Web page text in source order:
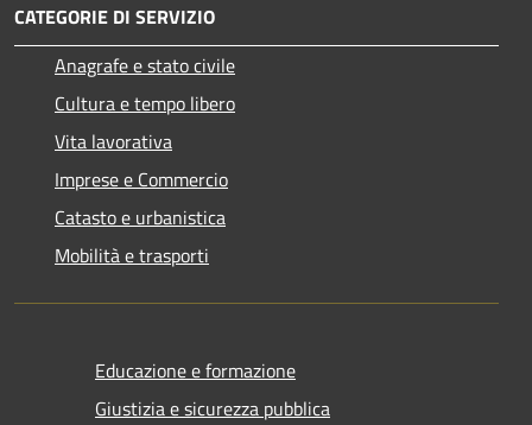
CATEGORIE DI SERVIZIO
Anagrafe e stato civile
Cultura e tempo libero
Vita lavorativa
Imprese e Commercio
Catasto e urbanistica
Mobilità e trasporti
Educazione e formazione
Giustizia e sicurezza pubblica